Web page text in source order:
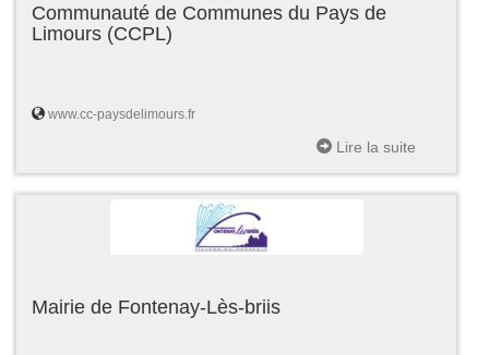
Communauté de Communes du Pays de
Limours (CCPL)
www.cc-paysdelimours.fr
Lire la suite
Mairie de Fontenay-Lès-briis